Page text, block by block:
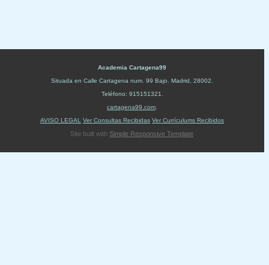
Academia Cartagena99
Situada en Calle Cartagena num. 99 Bajo Madrid 28002
Teléfono: 915151321
cartagena99.com
AVISO LEGAL
Ver Consultas Recibidas Ver Currículums Recibidos
Site built with Simple Responsive Template